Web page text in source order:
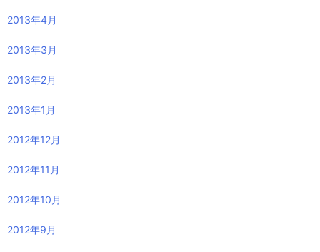
2013年4月
2013年3月
2013年2月
2013年1月
2012年12月
2012年11月
2012年10月
2012年9月